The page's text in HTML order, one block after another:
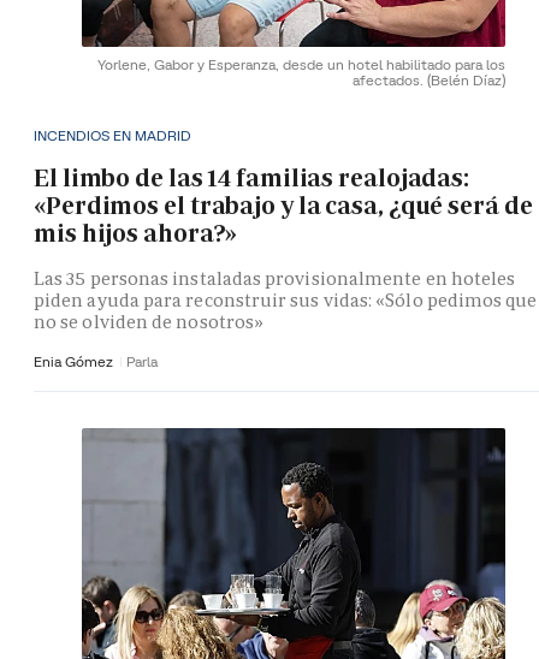
Yorlene, Gabor y Esperanza, desde un hotel habilitado para los
afectados. (Belén Díaz)
INCENDIOS EN MADRID
El limbo de las 14 familias realojadas:
«Perdimos el trabajo y la casa, ¿qué será de
mis hijos ahora?»
Las 35 personas instaladas provisionalmente en hoteles
piden ayuda para reconstruir sus vidas: «Sólo pedimos que
no se olviden de nosotros»
Enia Gómez Parla